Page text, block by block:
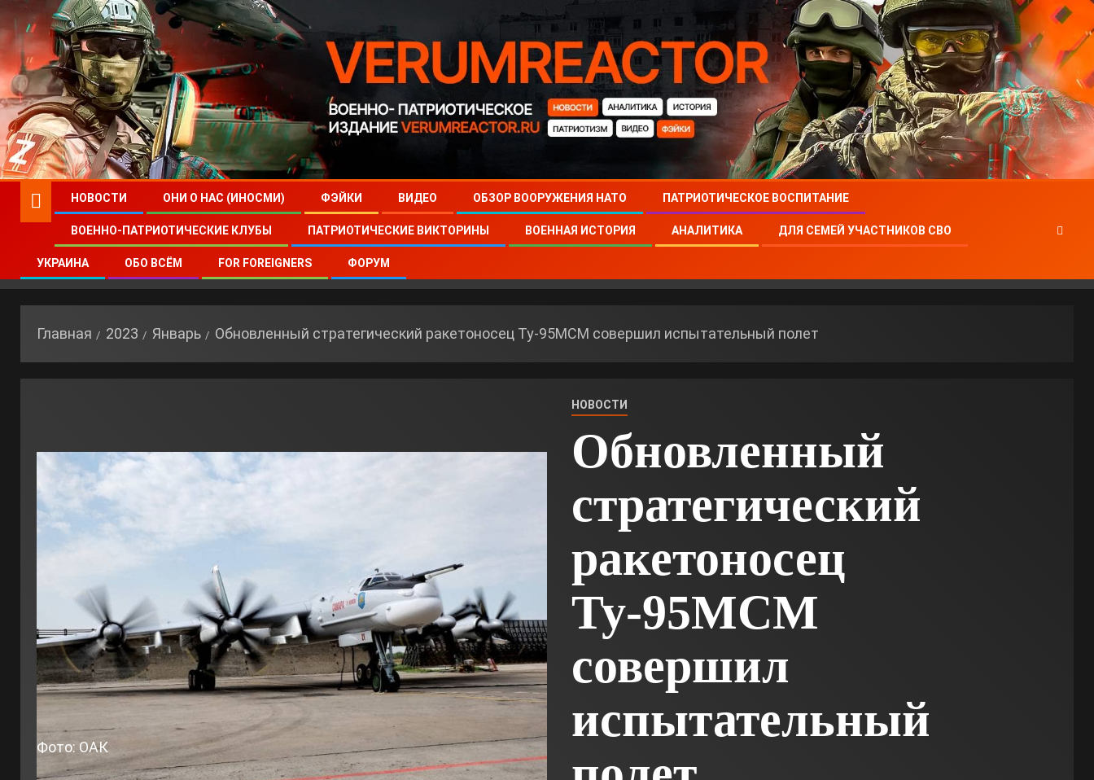
НОВОСТИ ОНИ О НАС (ИНОСМИ) ФЭЙКИ ВИДЕО ОБЗОР ВООРУЖЕНИЯ НАТО ПАТРИОТИЧЕСКОЕ ВОСПИТАНИЕ
ВОЕННО-ПАТРИОТИЧЕСКИЕ КЛУБЫ ПАТРИОТИЧЕСКИЕ ВИКТОРИНЫ ВОЕННАЯ ИСТОРИЯ АНАЛИТИКА ДЛЯ СЕМЕЙ УЧАСТНИКОВ СВО
УКРАИНА ОБО ВСЁМ FOR FOREIGNERS ФОРУМ
Главная 2023 Январь Обновленный стратегический ракетоносец Ту-95МСМ совершил испытательный полет
Фото: ОАК
НОВОСТИ
Обновленный
стратегический
ракетоносец
Ту-95МСМ
совершил
испытательный